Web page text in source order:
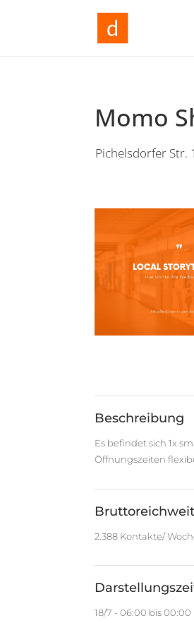
Momo
Pichelsdorfer Str.
Beschreibung
Es befindet sich 1x
Öffnungszeiten
2.388 Kontakte/
18/7 - 06:00 bis 00:00